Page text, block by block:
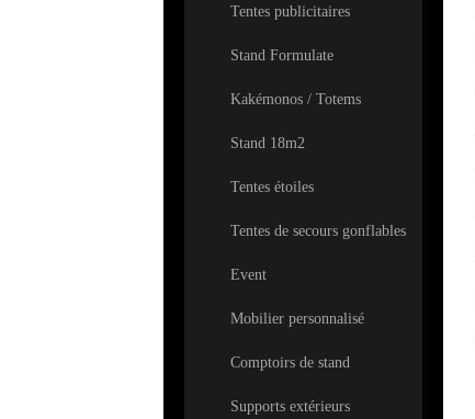
Tentes publicitaires
Stand Formulate
Kakémonos / Totems
Stand 18m2
Tentes étoiles
Tentes de secours gonflables
Event
Mobilier personnalisé
Comptoirs de stand
Supports extérieurs